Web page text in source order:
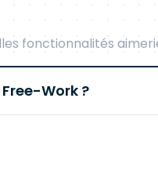
fonctionnalités
Work ?